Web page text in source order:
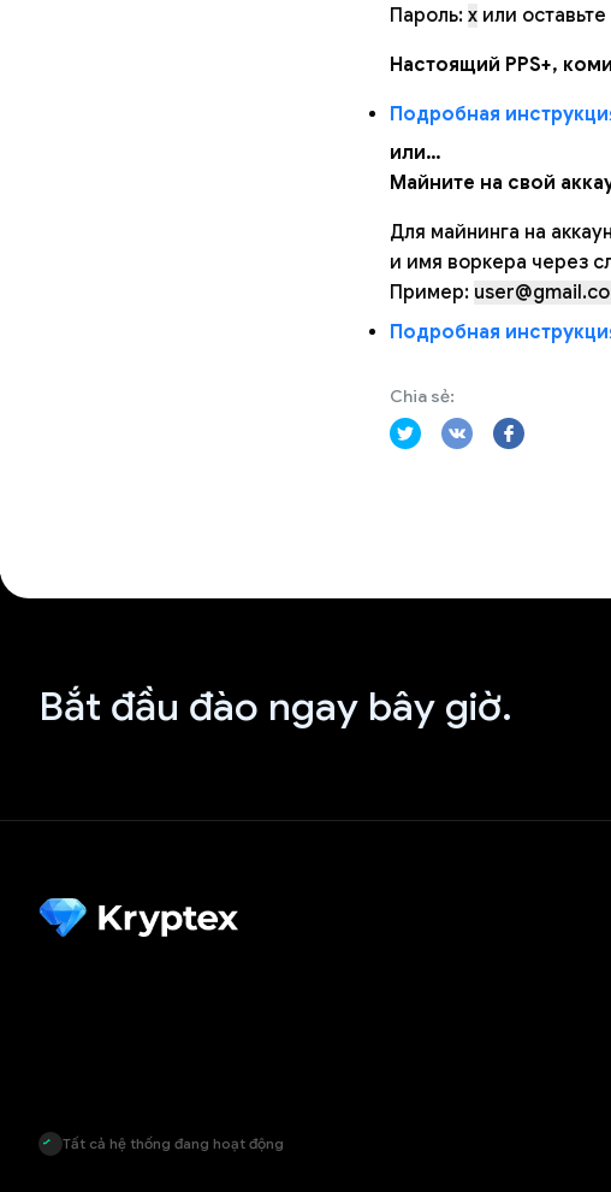
Пароль: x или
Настоящий PPS+,
Подробная
или…
Майните на свой
Для майнинга на
и имя воркера через
Пример:
Подробная
Chia sẻ:
Bắt đầu đào ngay bây giờ.
Tất cả hệ thống đang hoạt động